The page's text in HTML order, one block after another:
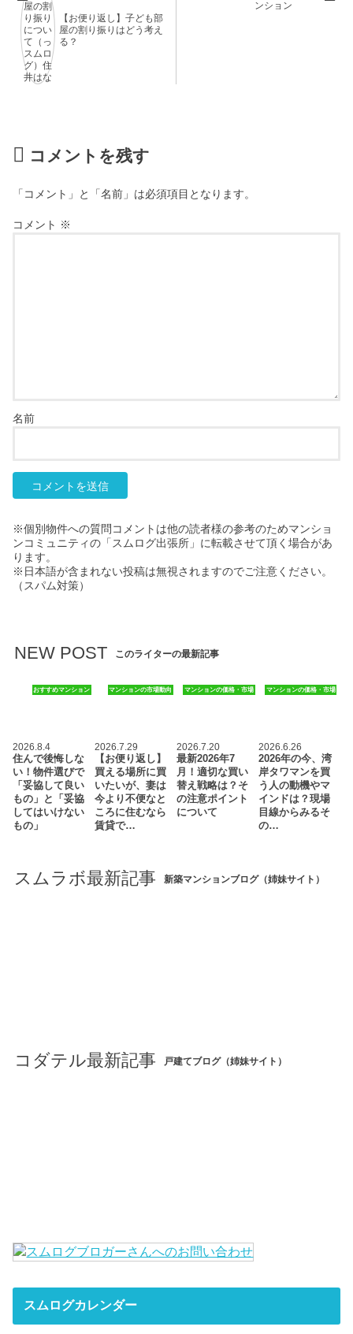
【お便り返し】子ども部
屋の割り振りはどう考え
る？
ンション
コメントを残す
「コメント」と「名前」は必須項目となります。
コメント ※
名前
※個別物件への質問コメントは他の読者様の参考のためマンショ
ンコミュニティの「スムログ出張所」に転載させて頂く場合があ
ります。
※日本語が含まれない投稿は無視されますのでご注意ください。
（スパム対策）
NEW POST このライターの最新記事
おすすめマンション
2026.8.4
住んで後悔しな
い！物件選びで
「妥協して良い
もの」と「妥協
してはいけない
もの」
マンションの市場動向
2026.7.29
【お便り返し】
買える場所に買
いたいが、妻は
今より不便なと
ころに住むなら
賃貸で…
マンションの価格・市場
2026.7.20
最新2026年7
月！適切な買い
替え戦略は？そ
の注意ポイント
について
マンションの価格・市場
2026.6.26
2026年の今、湾
岸タワマンを買
う人の動機やマ
インドは？現場
目線からみるそ
の…
スムラボ最新記事 新築マンションブログ（姉妹サイト）
コダテル最新記事 戸建てブログ（姉妹サイト）
スムログカレンダー